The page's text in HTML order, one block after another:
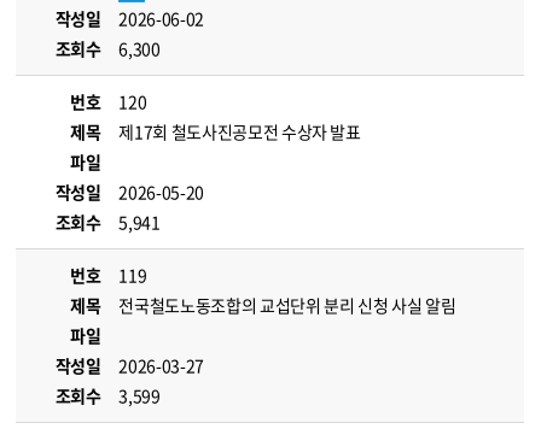
작성일
2026-06-02
조회수
6,300
번호
120
제목
제17회 철도사진공모전 수상자 발표
파일
작성일
2026-05-20
조회수
5,941
번호
119
제목
전국철도노동조합의 교섭단위 분리 신청 사실 알림
파일
작성일
2026-03-27
조회수
3,599